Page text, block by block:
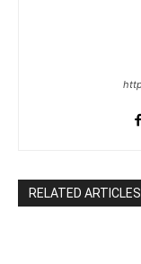
RELATED ARTICLES